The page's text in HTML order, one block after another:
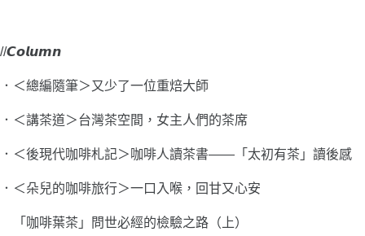
//𝘾𝙤𝙡𝙪𝙢𝙣
．＜總編隨筆＞又少了一位重焙大師
．＜講茶道＞台灣茶空間，女主人們的茶席
．＜後現代咖啡札記＞咖啡人讀茶書——「太初有茶」讀後感
．＜朵兒的咖啡旅行＞一口入喉，回甘又心安
「咖啡葉茶」問世必經的檢驗之路（上）